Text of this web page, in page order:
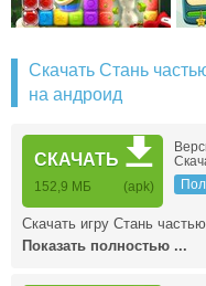
Скачать Стань
на андроид
СКАЧАТЬ
152,9 МБ (apk)
Скачать игру Стань
Показать полностью ...